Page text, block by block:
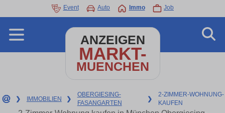
Event Auto Immo Job
ANZEIGEN
MARKT-
MUENCHEN
❯ IMMOBILIEN ❯
OBERGIESING-
FASANGARTEN
❯
2-ZIMMER-WOHNUNG-
KAUFEN